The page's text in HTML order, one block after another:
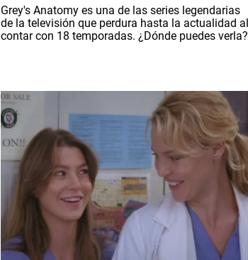
Grey's Anatomy es una de las series legendarias
de la televisión que perdura hasta la actualidad al
contar con 18 temporadas. ¿Dónde puedes verla?